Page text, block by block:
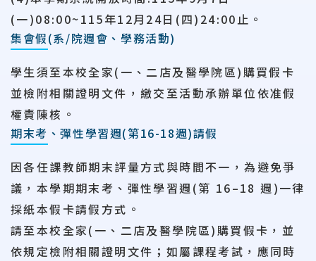
(一)08:00~115年12月24日(四)24:00止。
集會假(系/院週會、學務活動)
學生須至本校全家(一、二店及醫學院區)購買假卡
並檢附相關證明文件，繳交至活動承辦單位依准假
權責陳核。
期末考、彈性學習週(第16-18週)請假
因各任課教師期末評量方式與時間不一，為避免爭
議，本學期期末考、彈性學習週(第 16–18 週)一律
採紙本假卡請假方式。
請至本校全家(一、二店及醫學院區)購買假卡， 並
依規定檢附相關證明文件；如屬課程考試，應同時